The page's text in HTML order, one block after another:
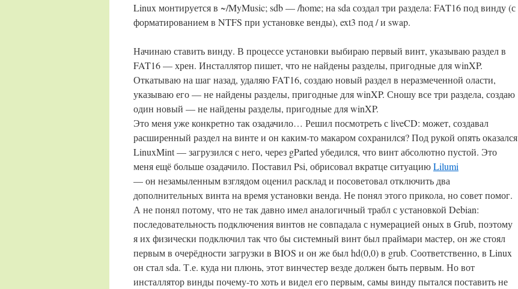
Linux монтируется в ~/MyMusic; sdb — /home; на sda создал три раздела: FAT16 под винду (с
форматированием в NTFS при установке венды), ext3 под / и swap.
Начинаю ставить винду. В процессе установки выбираю первый винт, указываю раздел в
FAT16 — хрен. Инсталлятор пишет, что не найдены разделы, пригодные для winXP.
Откатываю на шаг назад, удаляю FAT16, создаю новый раздел в неразмеченной оласти,
указываю его — не найдены разделы, пригодные для winXP. Сношу все три раздела, создаю
один новый — не найдены разделы, пригодные для winXP.
Это меня уже конкретно так озадачило… Решил посмотреть с liveCD: может, создавал
расширенный раздел на винте и он каким-то макаром сохранился? Под рукой опять оказался
LinuxMint — загрузился с него, через gParted убедился, что винт абсолютно пустой. Это
меня ещё больше озадачило. Поставил Psi, обрисовал вкратце ситуациюLilumi
— он незамыленным взглядом оценил расклад и посоветовал отключить два
дополнительных винта на время установки венда. Не понял этого прикола, но совет помог.
А не понял потому, что не так давно имел аналогичный трабл с установкой Debian:
последовательность подключения винтов не совпадала с нумерацией оных в Grub, поэтому
я их физически подключил так что бы системный винт был праймари мастер, он же стоял
первым в очерёдности загрузки в BIOS и он же был hd(0,0) в grub. Соответственно, в Linux
он стал sda. Т.е. куда ни плюнь, этот винчестер везде должен быть первым. Но вот
инсталлятор винды почему-то хоть и видел его первым, самы винду пытался поставить не